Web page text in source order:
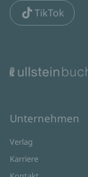
TikTok
Unternehmen
Verlag
Karriere